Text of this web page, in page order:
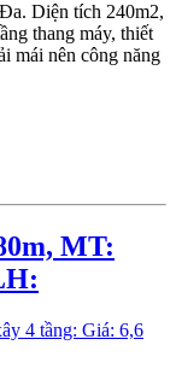
Diện tích 240m2,
thang máy, thiết
mái nên công năng
MT: